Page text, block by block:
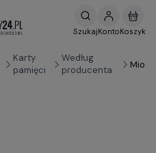
Karty
pamięci
Według
producenta
Mio